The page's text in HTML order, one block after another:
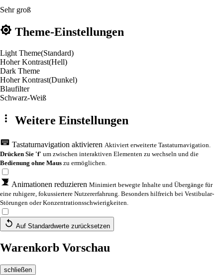
Sehr groß
Theme-Einstellungen
Light Theme(Standard)
Hoher Kontrast(Hell)
Dark Theme
Hoher Kontrast(Dunkel)
Blaufilter
Schwarz-Weiß
Weitere Einstellungen
Tastaturnavigation aktivieren Aktiviert erweiterte Tastaturnavigation.
Drücken Sie 'f' um zwischen interaktiven Elementen zu wechseln und die
Bedienung ohne Maus zu ermöglichen.
Animationen reduzieren Minimiert bewegte Inhalte und Übergänge für
eine ruhigere, fokussiertere Nutzererfahrung. Besonders hilfreich bei Vestibular-
Störungen oder Konzentrationsschwierigkeiten.
Auf Standardwerte zurücksetzen
Warenkorb Vorschau
schließen